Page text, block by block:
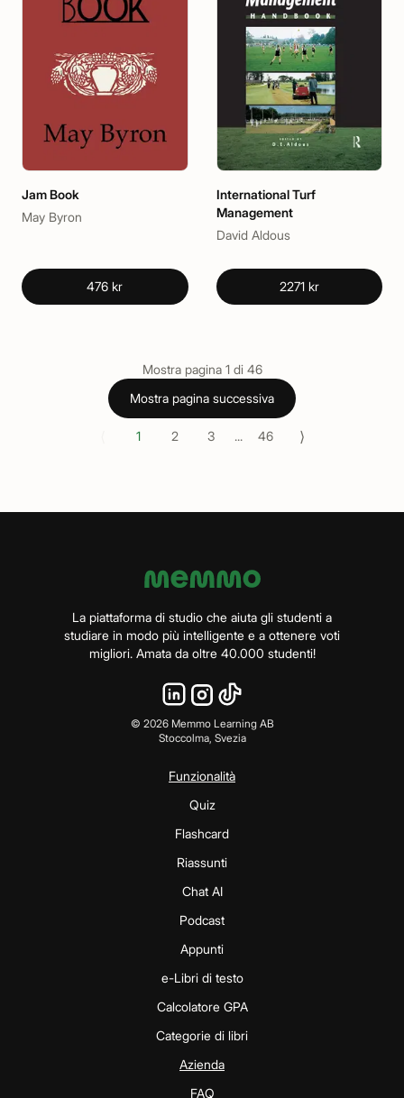
Jam Book
May Byron
476 kr
International Turf
Management
David Aldous
2271 kr
Mostra pagina 1 di 46
Mostra pagina successiva
1 2 3 ... 46 ⟩
La piattaforma di studio che aiuta gli studenti a
studiare in modo più intelligente e a ottenere voti
migliori. Amata da oltre 40.000 studenti!
© 2026Memmo Learning AB
Stoccolma, Svezia
Funzionalità
Quiz
Flashcard
Riassunti
Chat AI
Podcast
Appunti
e-Libri di testo
Calcolatore GPA
Categorie di libri
Azienda
FAQ